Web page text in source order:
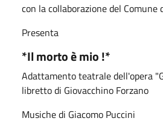
con la collaborazione del Comune
Presenta
*Il morto è mio !*
Adattamento teatrale dell'opera
libretto di Giovacchino Forzano
Musiche di Giacomo Puccini